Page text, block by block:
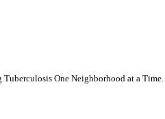
One Neighborhood at a Time.